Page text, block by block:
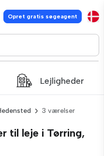
Opret gratis søgeagent
Lejligheder
3 værelser
til leje i Tørring,